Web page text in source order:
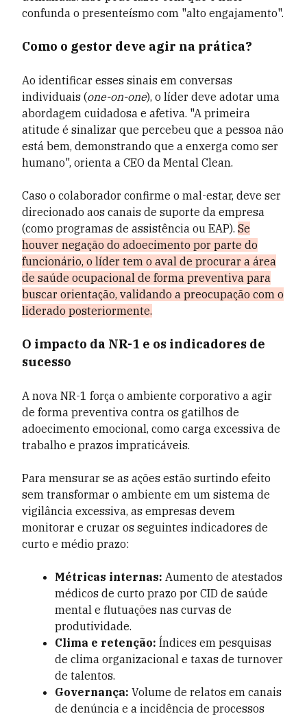
confunda o presenteísmo com "alto engajamento".
Como o gestor deve agir na prática?
Ao identificar esses sinais em conversas
individuais (one-on-one), o líder deve adotar uma
abordagem cuidadosa e afetiva. "A primeira
atitude é sinalizar que percebeu que a pessoa não
está bem, demonstrando que a enxerga como ser
humano", orienta a CEO da Mental Clean.
Caso o colaborador confirme o mal-estar, deve ser
direcionado aos canais de suporte da empresa
(como programas de assistência ou EAP). Se
houver negação do adoecimento por parte do
funcionário, o líder tem o aval de procurar a área
de saúde ocupacional de forma preventiva para
buscar orientação, validando a preocupação com o
liderado posteriormente.
O impacto da NR-1 e os indicadores de
sucesso
A nova NR-1 força o ambiente corporativo a agir
de forma preventiva contra os gatilhos de
adoecimento emocional, como carga excessiva de
trabalho e prazos impraticáveis.
Para mensurar se as ações estão surtindo efeito
sem transformar o ambiente em um sistema de
vigilância excessiva, as empresas devem
monitorar e cruzar os seguintes indicadores de
curto e médio prazo:
Métricas internas: Aumento de atestados
médicos de curto prazo por CID de saúde
mental e flutuações nas curvas de
produtividade.
Clima e retenção: Índices em pesquisas
de clima organizacional e taxas de turnover
de talentos.
Governança: Volume de relatos em canais
de denúncia e a incidência de processos